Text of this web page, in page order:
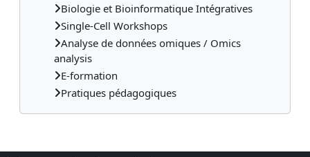
Biologie et Bioinformatique Intégratives
Single-Cell Workshops
Analyse de données omiques / Omics
analysis
E-formation
Pratiques pédagogiques